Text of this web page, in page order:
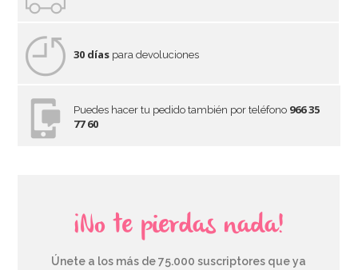
30 días para devoluciones
Puedes hacer tu pedido también por teléfono 966 35
77 60
¡No te pierdas nada!
Únete a los más de 75.000 suscriptores que ya